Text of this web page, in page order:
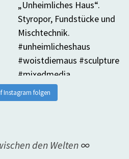
Instagram folgen
den Welten ∞